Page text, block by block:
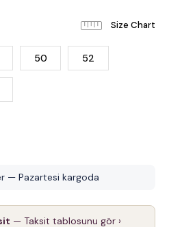
50 52
— Pazartesi kargoda
— Taksit tablosunu gör ›